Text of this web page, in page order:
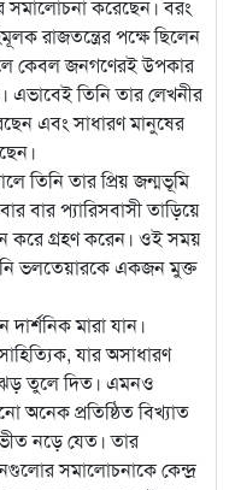
সমালোচনা করেছেন। বরং
রাজতন্ত্রের পক্ষে ছিলেন
কেবল জনগণেরই উপকার
এভাবেই তিনি তার লেখনীর
এবং সাধারণ মানুষের
তিনি তার প্রিয় জন্মভূমি
বার প্যারিসবাসী তাড়িয়ে
করে গ্রহণ করেন। ওই সময়
ভলতেয়ারকে একজন মুক্ত
মারা যান।
যার অসাধারণ
ঝড় তুলে দিত। এমনও
প্রতিষ্ঠিত বিখ্যাত
ভীত নড়ে যেত। তার
সমালোচনাকে কেন্দ্র